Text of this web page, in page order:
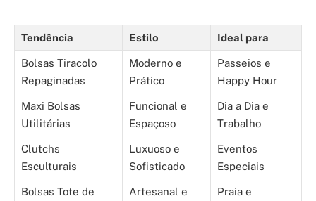
Tendência Estilo Ideal para
Bolsas Tiracolo
Repaginadas
Moderno e
Prático
Passeios e
Happy Hour
Maxi Bolsas
Utilitárias
Funcional e
Espaçoso
Dia a Dia e
Trabalho
Clutchs
Esculturais
Luxuoso e
Sofisticado
Eventos
Especiais
Bolsas Tote de
Artesanal e
Praia e